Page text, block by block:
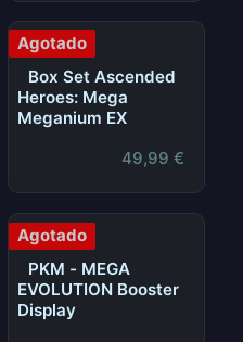
Agotado
Box Set Ascended
Heroes: Mega
Meganium EX
49,99 €
Agotado
PKM - MEGA
EVOLUTION Booster
Display